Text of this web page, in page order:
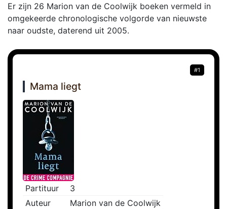
Er zijn 26 Marion van de Coolwijk boeken vermeld in
omgekeerde chronologische volgorde van nieuwste
naar oudste, daterend uit 2005.
#1
Mama liegt
Partituur
3
Auteur
Marion van de Coolwijk